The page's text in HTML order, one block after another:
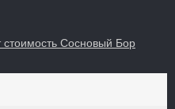
Сосновый Бор